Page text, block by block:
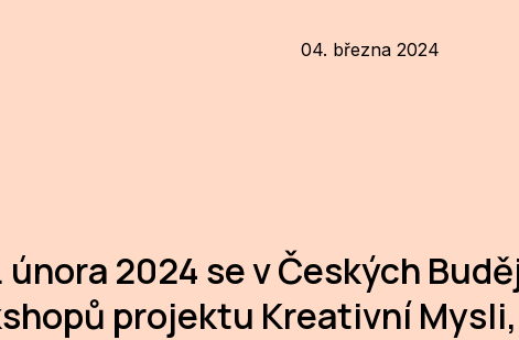
04. března 2024
února 2024 se v Českých
projektu Kreativní